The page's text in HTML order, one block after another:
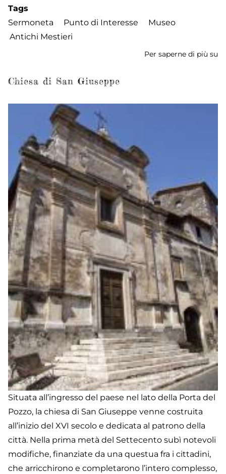
Tags
Sermoneta
Punto di Interesse
Museo
Antichi Mestieri
Per saperne di più su
Chiesa di San Giuseppe
Situata all’ingresso del paese nel lato della Porta del
Pozzo, la chiesa di San Giuseppe venne costruita
all’inizio del XVI secolo e dedicata al patrono della
città. Nella prima metà del Settecento subì notevoli
modifiche, finanziate da una questua fra i cittadini,
che arricchirono e completarono l’intero complesso,